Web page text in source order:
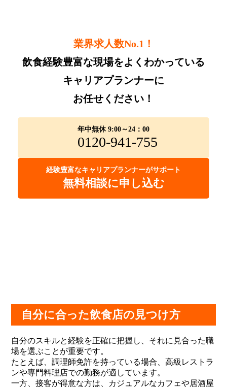
業界求人数No.1！
飲食経験豊富な現場をよくわかっている
キャリアプランナーに
お任せください！
年中無休 9:00～24：00
0120-941-755
経験豊富なキャリアプランナーがサポート
無料相談に申し込む
自分に合った飲食店の見つけ方
自分のスキルと経験を正確に把握し、それに見合った職
場を選ぶことが重要です。
たとえば、調理師免許を持っている場合、高級レストラ
ンや専門料理店での勤務が適しています。
一方、接客が得意な方は、カジュアルなカフェや居酒屋